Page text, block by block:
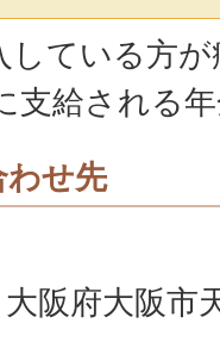
している方
支給される
わせ先
阪府大阪市